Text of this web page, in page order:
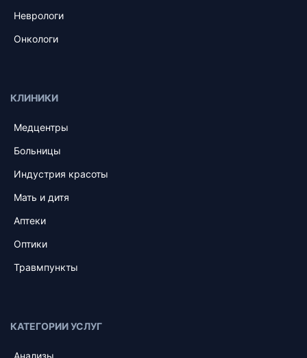
Неврологи
Онкологи
КЛИНИКИ
Медцентры
Больницы
Индустрия красоты
Мать и дитя
Аптеки
Оптики
Травмпункты
КАТЕГОРИИ УСЛУГ
Анализы